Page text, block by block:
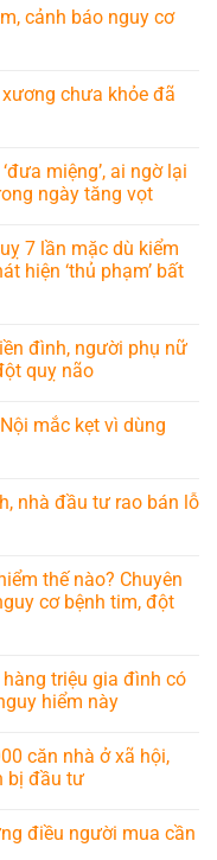
cảnh báo nguy cơ
chưa khỏe đã
miệng’, ai ngờ lại
ngày tăng vọt
7 lần mặc dù kiểm
hiện ‘thủ phạm’ bất
đình, người phụ nữ
quỵ não
mắc kẹt vì dùng
nhà đầu tư rao bán lỗ
thế nào? Chuyên
cơ bệnh tim, đột
triệu gia đình có
hiểm này
căn nhà ở xã hội,
bị đầu tư
điều người mua cần